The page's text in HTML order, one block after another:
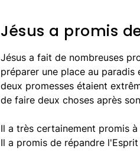
Jésus a promis
Jésus a fait de nombreuses
préparer une place au
deux promesses étaient
de faire deux choses après
Il a très certainement promis
Il a promis de répandre